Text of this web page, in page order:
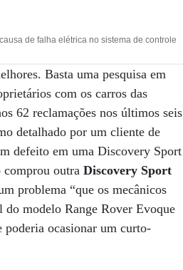
de falha elétrica no sistema de controle
Basta uma pesquisa em
com os carros das
62 reclamações nos últimos seis
detalhado por um cliente de
defeito em uma Discovery Sport
comprou outraDiscovery Sport
problema “que os mecânicos
modelo Range Rover Evoque
poderia ocasionar um curto-